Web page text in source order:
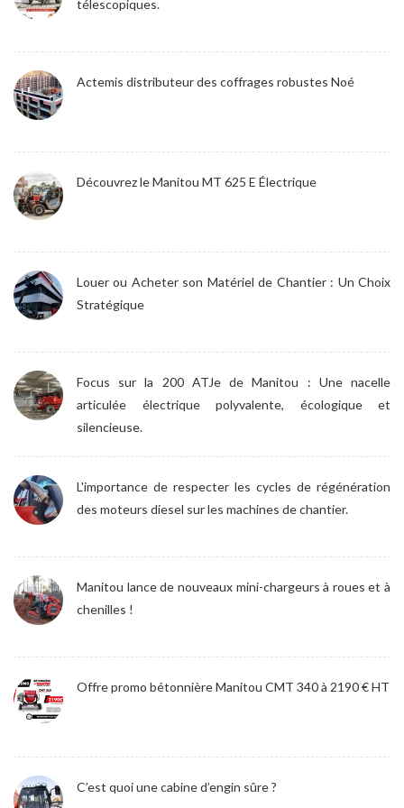
télescopiques.
Actemis distributeur des coffrages robustes Noé
Découvrez le Manitou MT 625 E Électrique
Louer ou Acheter son Matériel de Chantier : Un Choix
Stratégique
Focus sur la 200 ATJe de Manitou : Une nacelle
articulée électrique polyvalente, écologique et
silencieuse.
L'importance de respecter les cycles de régénération
des moteurs diesel sur les machines de chantier.
Manitou lance de nouveaux mini-chargeurs à roues et à
chenilles !
Offre promo bétonnière Manitou CMT 340 à 2190 € HT
C’est quoi une cabine d’engin sûre ?